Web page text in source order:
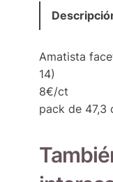
Amatista
14)
8€/ct
pack de 47,3